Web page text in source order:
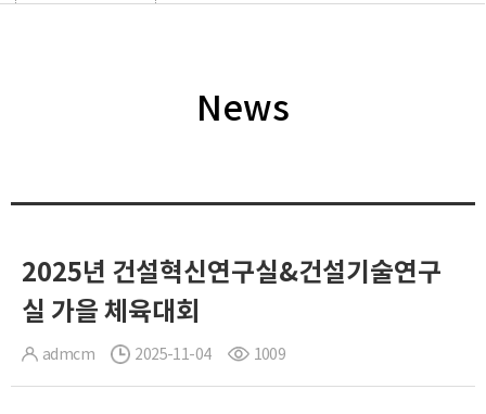
News
2025년 건설혁신연구실&건설기술연구
실 가을 체육대회
admcm 2025-11-04 1009